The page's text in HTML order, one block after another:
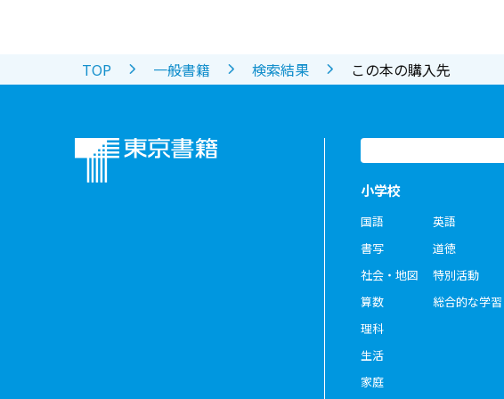
TOP 一般書籍 検索結果 この本の購入先
小学校
国語
書写
社会・地図
算数
理科
生活
家庭
英語
道徳
特別活動
総合的な学習